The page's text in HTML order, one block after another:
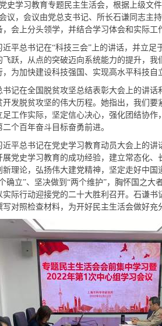
学习教育专题民主生活会，根据上级文
议，会议由党总支书记、所长石谦同志主
会上分头领学，并结合学习体会和实际工
总书记在“科技三会”上的讲话，并立足
跃，从点的突破迈向系统能力的提升，
为加快建设科技强国、实现高水平科技自
在全国脱贫攻坚总结表彰大会上的讲话
发脱贫攻坚的伟大历程。她指出，我们
工作实际，坚定信心决心，强化团结协
个百年奋斗目标奋勇前进。
总书记在党史学习教育动员大会上的讲
党史学习教育的成功经验，建立常态化
理论，弘扬伟大建党精神，坚定走好中
确立”、坚决做到“两个维护”，胸怀国之
际行动迎接党的二十大胜利召开。石谦
对照检查材料，为开好民主生活会做好充